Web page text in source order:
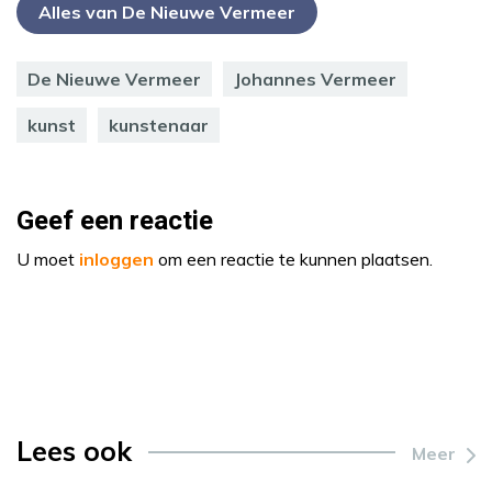
Alles van De Nieuwe Vermeer
De Nieuwe Vermeer Johannes Vermeer
kunst kunstenaar
Geef een reactie
U moet inloggen om een reactie te kunnen plaatsen.
Lees ook Meer